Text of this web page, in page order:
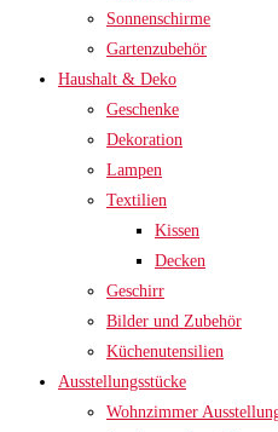
Sonnenschirme
Gartenzubehör
Haushalt & Deko
Geschenke
Dekoration
Lampen
Textilien
Kissen
Decken
Geschirr
Bilder und Zubehör
Küchenutensilien
Ausstellungsstücke
Wohnzimmer